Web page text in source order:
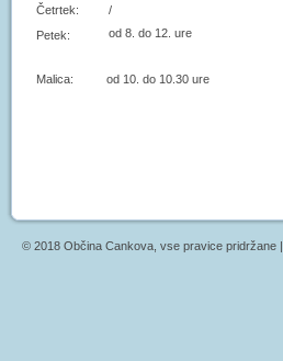
Četrtek:
/
Petek:
od 8. do 12. ure
Malica: od 10. do 10.30 ure
© 2018 Občina Cankova, vse pravice pridržane |